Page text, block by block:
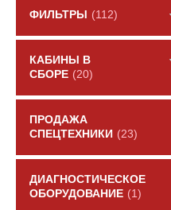
ФИЛЬТРЫ (112)
КАБИНЫ В
СБОРЕ (20)
ПРОДАЖА
СПЕЦТЕХНИКИ (23)
ДИАГНОСТИЧЕСКОЕ
ОБОРУДОВАНИЕ (1)